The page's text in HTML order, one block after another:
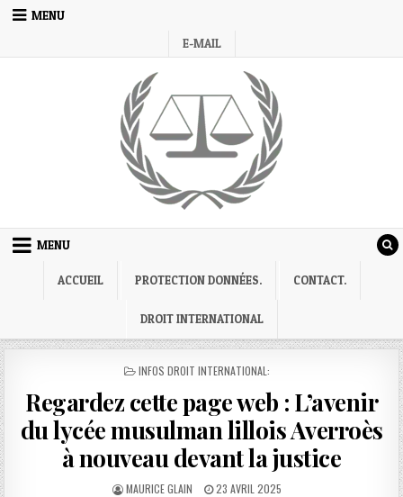
Skip
MENU
E-MAIL
MENU
ACCUEIL PROTECTION DONNÉES. CONTACT.
DROIT INTERNATIONAL
POSTED
INFOS DROIT INTERNATIONAL:
Regardez cette page web : L’avenir
du lycée musulman lillois Averroès
à nouveau devant la justice
AUTHOR:
MAURICE GLAIN
PUBLISHED
23 AVRIL 2025